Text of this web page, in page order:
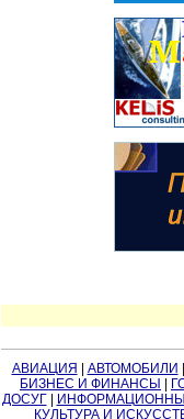
АВИАЦИЯ АВТОМОБИЛИ
БИЗНЕС И ФИНАНСЫ
ДОСУГ|
КУЛЬТУРА И